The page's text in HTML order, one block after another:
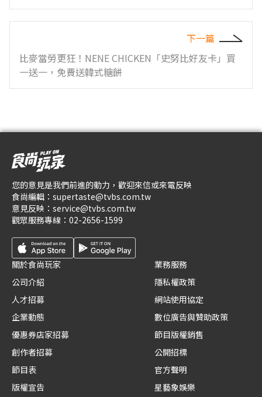
下一篇
比麥當勞更狂！NENE CHICKEN「史努比好友卡」買
一送一，免費送韓式糖餅
您的意見是我們前進的動力，歡迎來信或來電反映
食尚編輯： supertaste@tvbs.com.tw
意見反映： service@tvbs.com.tw
觀眾服務專線： 02-2656-1599
關於食尚玩家
公司介紹
人才招募
企業動態
優惠券店家招募
創作者招募
節目表
版權宣告
業務服務
隱私權政策
網站使用協定
數位廣告與贊助政策
節目版權銷售
公開招標
官方聲明
星藝象娛樂